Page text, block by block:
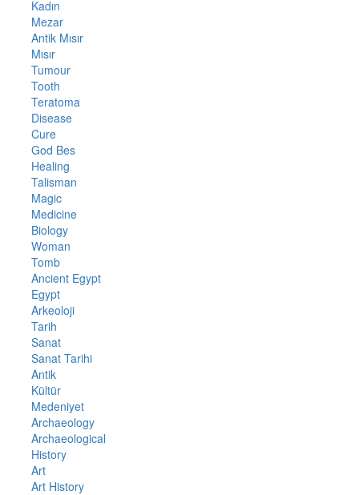
Kadın
Mezar
Antik Mısır
Mısır
Tumour
Tooth
Teratoma
Disease
Cure
God Bes
Healing
Talisman
Magic
Medicine
Biology
Woman
Tomb
Ancient Egypt
Egypt
Arkeoloji
Tarih
Sanat
Sanat Tarihi
Antik
Kültür
Medeniyet
Archaeology
Archaeological
History
Art
Art History